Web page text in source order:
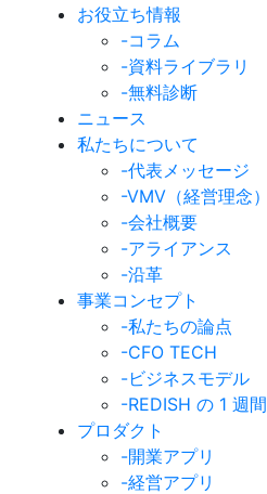
お役立ち情報
-コラム
-資料ライブラリ
-無料診断
ニュース
私たちについて
-代表メッセージ
-VMV（経営理念）
-会社概要
-アライアンス
-沿革
事業コンセプト
-私たちの論点
-CFO TECH
-ビジネスモデル
-REDISH の 1 週間
プロダクト
-開業アプリ
-経営アプリ